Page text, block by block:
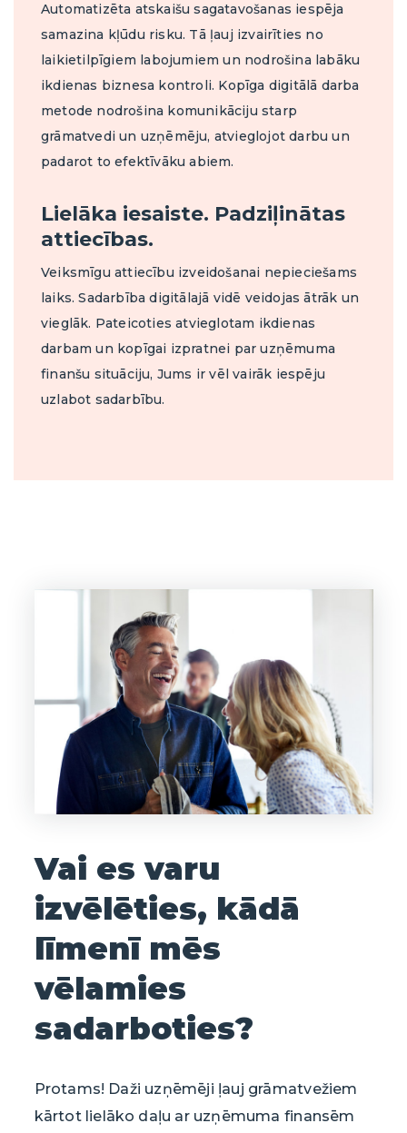
Automatizēta atskaišu sagatavošanas iespēja
samazina kļūdu risku. Tā ļauj izvairīties no
laikietilpīgiem labojumiem un nodrošina labāku
ikdienas biznesa kontroli. Kopīga digitālā darba
metode nodrošina komunikāciju starp
grāmatvedi un uzņēmēju, atvieglojot darbu un
padarot to efektīvāku abiem.
Lielāka iesaiste. Padziļinātas
attiecības.
Veiksmīgu attiecību izveidošanai nepieciešams
laiks. Sadarbība digitālajā vidē veidojas ātrāk un
vieglāk. Pateicoties atvieglotam ikdienas
darbam un kopīgai izpratnei par uzņēmuma
finanšu situāciju, Jums ir vēl vairāk iespēju
uzlabot sadarbību.
Vai es varu
izvēlēties, kādā
līmenī mēs
vēlamies
sadarboties?
Protams! Daži uzņēmēji ļauj grāmatvežiem
kārtot lielāko daļu ar uzņēmuma finansēm